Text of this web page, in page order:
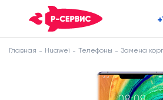
Главная Huawei Телефоны Замена